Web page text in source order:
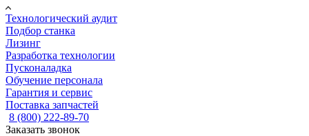
Технологический аудит
Подбор станка
Лизинг
Разработка технологии
Пусконаладка
Обучение персонала
Гарантия и сервис
Поставка запчастей
8 (800) 222-89-70
Заказать звонок